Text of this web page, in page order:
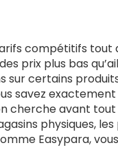
compétitifs tout
prix plus bas
certains
savez
cherche avant
physiques, les
Easypara,